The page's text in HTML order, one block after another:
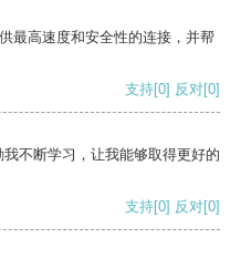
最高速度和安全性的连接，并帮
支持[0] 反对[0]
不断学习，让我能够取得更好的
支持[0] 反对[0]